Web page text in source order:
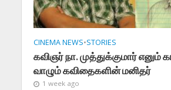
CINEMA NEWS•STORIES
கவிஞர் நா. முத்துக்குமார் எனும்
வாழும் கவிதைகளின் மனிதர்
1 week ago